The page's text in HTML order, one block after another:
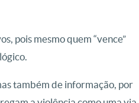
pois mesmo quem “vence”
também de informação, por